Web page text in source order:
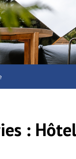
: